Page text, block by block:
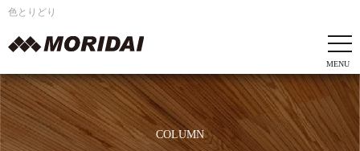
色とりどり
COLUMN